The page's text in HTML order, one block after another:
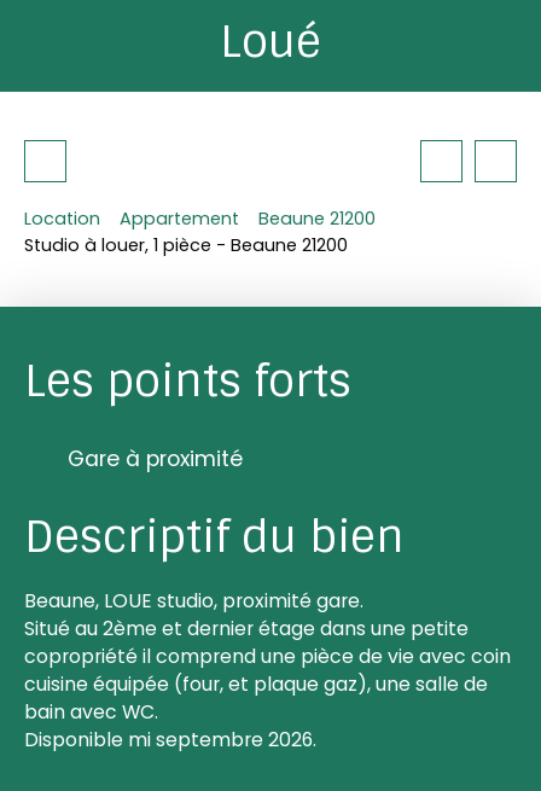
Loué
Location Appartement
Beaune 21200
Studio à louer, 1 pièce - Beaune 21200
Les points forts
Gare à proximité
Descriptif du bien
Beaune, LOUE studio, proximité gare.
Situé au 2ème et dernier étage dans une petite
copropriété il comprend une pièce de vie avec coin
cuisine équipée (four, et plaque gaz), une salle de
bain avec WC.
Disponible mi septembre 2026.